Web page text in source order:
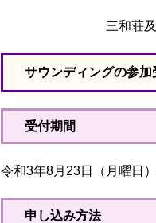
三和荘及び関連施
サウンディングの参加
受付期間
令和3年8月23日（月曜日
申し込み方法